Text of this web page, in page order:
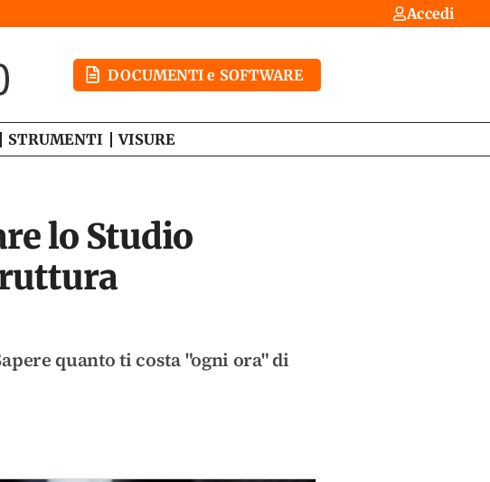
Accedi
DOCUMENTI e SOFTWARE
STRUMENTI VISURE
lo Studio
quanto ti costa "ogni ora" di